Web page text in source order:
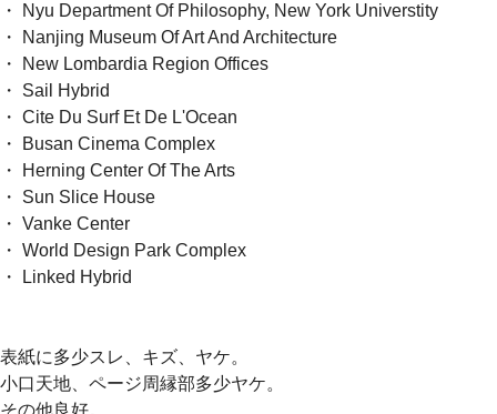
・ Nyu Department Of Philosophy, New York Universtity
・ Nanjing Museum Of Art And Architecture
・ New Lombardia Region Offices
・ Sail Hybrid
・ Cite Du Surf Et De L'Ocean
・ Busan Cinema Complex
・ Herning Center Of The Arts
・ Sun Slice House
・ Vanke Center
・ World Design Park Complex
・ Linked Hybrid
表紙に多少スレ、キズ、ヤケ。
小口天地、ページ周縁部多少ヤケ。
その他良好。